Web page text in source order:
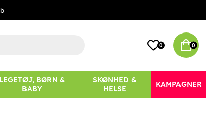
0 0
LEGETØJ, BØRN &
BABY
SKØNHED &
HELSE
KAMPAGNER